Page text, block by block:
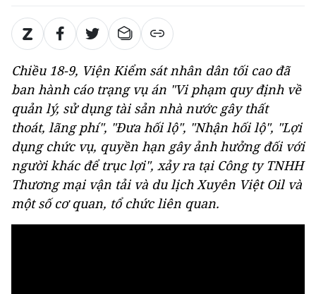
Chiều 18-9, Viện Kiểm sát nhân dân tối cao đã
ban hành cáo trạng vụ án "Vi phạm quy định về
quản lý, sử dụng tài sản nhà nước gây thất
thoát, lãng phí", "Đưa hối lộ", "Nhận hối lộ", "Lợi
dụng chức vụ, quyền hạn gây ảnh hưởng đối với
người khác để trục lợi", xảy ra tại Công ty TNHH
Thương mại vận tải và du lịch Xuyên Việt Oil và
một số cơ quan, tổ chức liên quan.